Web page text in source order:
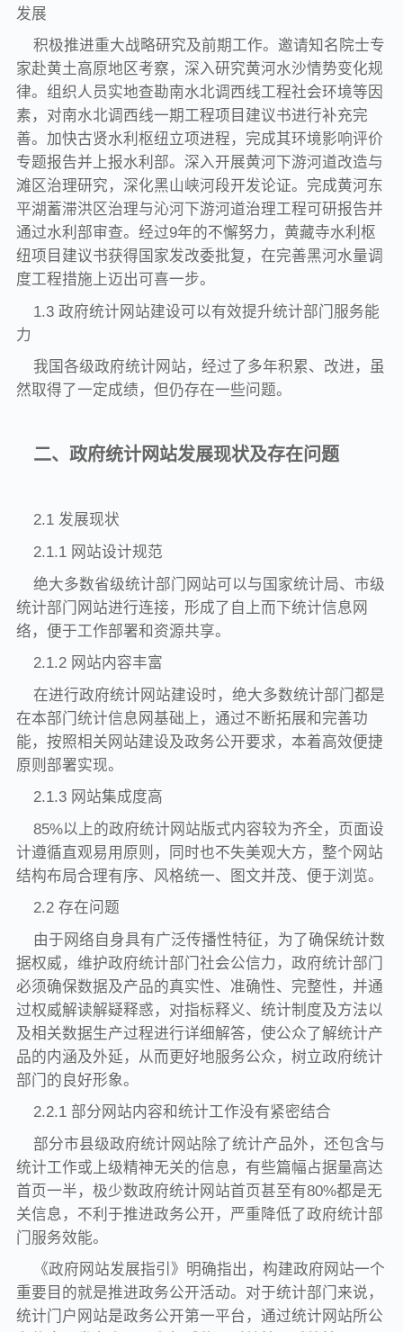
发展
积极推进重大战略研究及前期工作。邀请知名院士专
家赴黄土高原地区考察，深入研究黄河水沙情势变化规
律。组织人员实地查勘南水北调西线工程社会环境等因
素，对南水北调西线一期工程项目建议书进行补充完
善。加快古贤水利枢纽立项进程，完成其环境影响评价
专题报告并上报水利部。深入开展黄河下游河道改造与
滩区治理研究，深化黑山峡河段开发论证。完成黄河东
平湖蓄滞洪区治理与沁河下游河道治理工程可研报告并
通过水利部审查。经过9年的不懈努力，黄藏寺水利枢
纽项目建议书获得国家发改委批复，在完善黑河水量调
度工程措施上迈出可喜一步。
1.3 政府统计网站建设可以有效提升统计部门服务能
力
我国各级政府统计网站，经过了多年积累、改进，虽
然取得了一定成绩，但仍存在一些问题。
二、政府统计网站发展现状及存在问题
2.1 发展现状
2.1.1 网站设计规范
绝大多数省级统计部门网站可以与国家统计局、市级
统计部门网站进行连接，形成了自上而下统计信息网
络，便于工作部署和资源共享。
2.1.2 网站内容丰富
在进行政府统计网站建设时，绝大多数统计部门都是
在本部门统计信息网基础上，通过不断拓展和完善功
能，按照相关网站建设及政务公开要求，本着高效便捷
原则部署实现。
2.1.3 网站集成度高
85%以上的政府统计网站版式内容较为齐全，页面设
计遵循直观易用原则，同时也不失美观大方，整个网站
结构布局合理有序、风格统一、图文并茂、便于浏览。
2.2 存在问题
由于网络自身具有广泛传播性特征，为了确保统计数
据权威，维护政府统计部门社会公信力，政府统计部门
必须确保数据及产品的真实性、准确性、完整性，并通
过权威解读解疑释惑，对指标释义、统计制度及方法以
及相关数据生产过程进行详细解答，使公众了解统计产
品的内涵及外延，从而更好地服务公众，树立政府统计
部门的良好形象。
2.2.1 部分网站内容和统计工作没有紧密结合
部分市县级政府统计网站除了统计产品外，还包含与
统计工作或上级精神无关的信息，有些篇幅占据量高达
首页一半，极少数政府统计网站首页甚至有80%都是无
关信息，不利于推进政务公开，严重降低了政府统计部
门服务效能。
《政府网站发展指引》明确指出，构建政府网站一个
重要目的就是推进政务公开活动。对于统计部门来说，
统计门户网站是政务公开第一平台，通过统计网站所公